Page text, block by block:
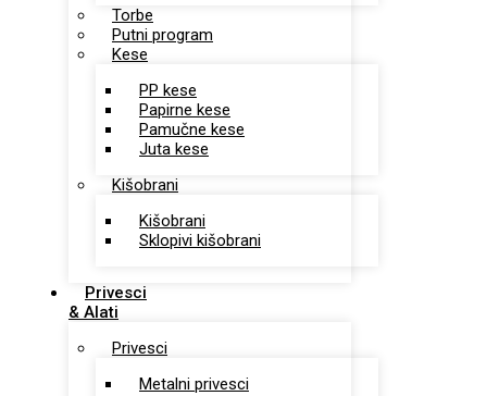
Torbe
Putni program
Kese
PP kese
Papirne kese
Pamučne kese
Juta kese
Kišobrani
Kišobrani
Sklopivi kišobrani
Privesci
& Alati
Privesci
Metalni privesci